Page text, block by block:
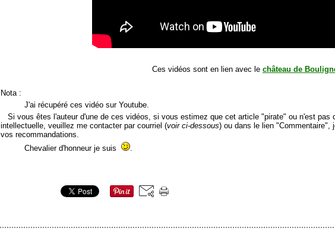
Ces vidéos sont en lien avec le château de
Nota :
J'ai récupéré ces vidéo sur Youtube.
Si vous êtes l'auteur d'une de ces vidéos, si vous estimez que cet article "pirate" ou n'est pas
intellectuelle, veuillez me contacter par courriel (voir ci-dessous) ou dans le lien "Commentaire",
vos recommandations.
Chevalier d'honneur je suis